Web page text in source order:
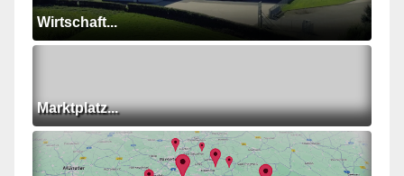
Wirtschaft...
Marktplatz...